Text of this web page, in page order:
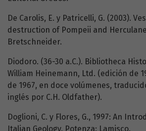
De Carolis, E. y Patricelli, G. (2003).
destruction of Pompeii and
Bretschneider.
Diodoro. (36-30 a.C.). Bibliotheca
William Heinemann, Ltd. (edición de
de 1967, en doce volúmenes,
inglés por C.H. Oldfather).
Doglioni, C. y Flores, G., 1997: An
Italian Geology. Potenza: Lamisco.